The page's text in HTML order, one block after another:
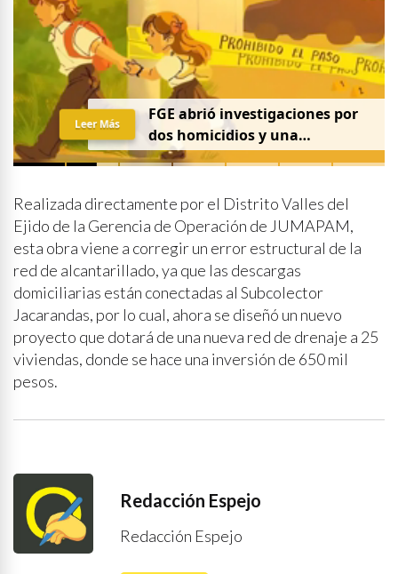
FGE abrió investigaciones por
dos homicidios y una
desaparición el 7 de agosto
Leer Más
Realizada directamente por el Distrito Valles del
Ejido de la Gerencia de Operación de JUMAPAM,
esta obra viene a corregir un error estructural de la
red de alcantarillado, ya que las descargas
domiciliarias están conectadas al Subcolector
Jacarandas, por lo cual, ahora se diseñó un nuevo
proyecto que dotará de una nueva red de drenaje a 25
viviendas, donde se hace una inversión de 650 mil
pesos.
Redacción Espejo
Redacción Espejo